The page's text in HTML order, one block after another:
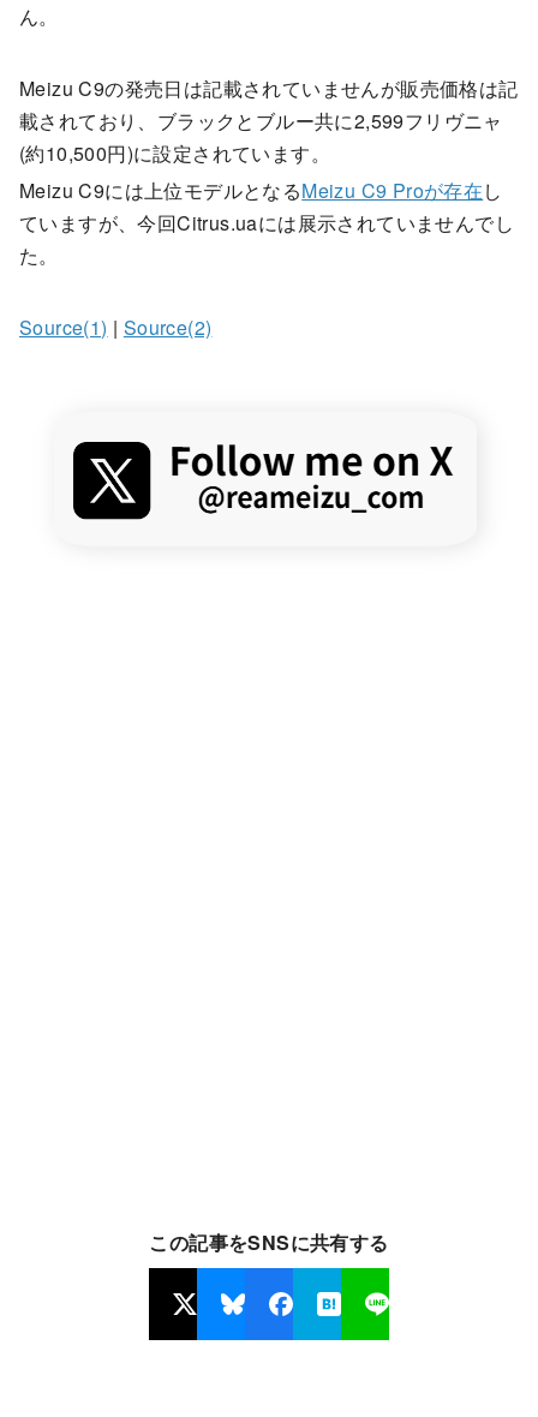
ん。
Meizu C9の発売日は記載されていませんが販売価格は記
載されており、ブラックとブルー共に2,599フリヴニャ
(約10,500円)に設定されています。
Meizu C9には上位モデルとなるMeizu C9 Proが存在し
ていますが、今回Citrus.uaには展示されていませんでし
た。
Source(1) | Source(2)
この記事をSNSに共有する